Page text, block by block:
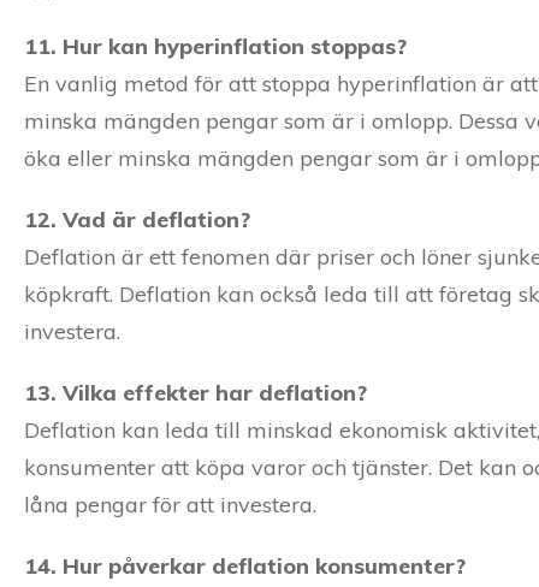
11. Hur kan hyperinflation stoppas?
En vanlig metod för att stoppa hyperinflation är
minska mängden pengar som är i omlopp.
öka eller minska mängden pengar som är i
12. Vad är deflation?
Deflation är ett fenomen där priser och löner
köpkraft. Deflation kan också leda till att företag
investera.
13. Vilka effekter har deflation?
Deflation kan leda till minskad ekonomisk
konsumenter att köpa varor och tjänster. Det
låna pengar för att investera.
14. Hur påverkar deflation konsumenter?